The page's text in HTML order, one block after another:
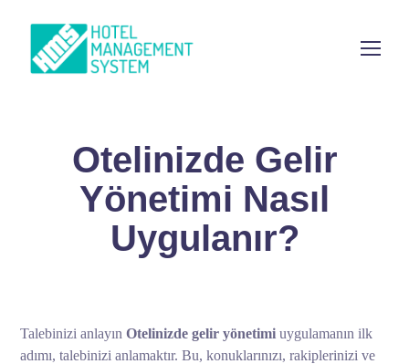
Otelinizde Gelir
Yönetimi Nasıl
Uygulanır?
Talebinizi anlayınOtelinizde gelir yönetimi uygulamanın ilk
adımı, talebinizi anlamaktır. Bu, konuklarınızı, rakiplerinizi ve